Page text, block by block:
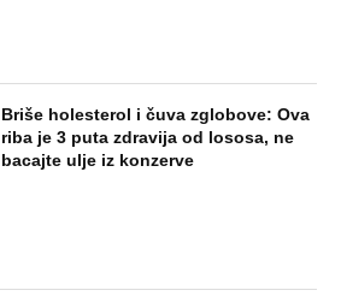
Briše holesterol i čuva zglobove: Ova
riba je 3 puta zdravija od lososa, ne
bacajte ulje iz konzerve